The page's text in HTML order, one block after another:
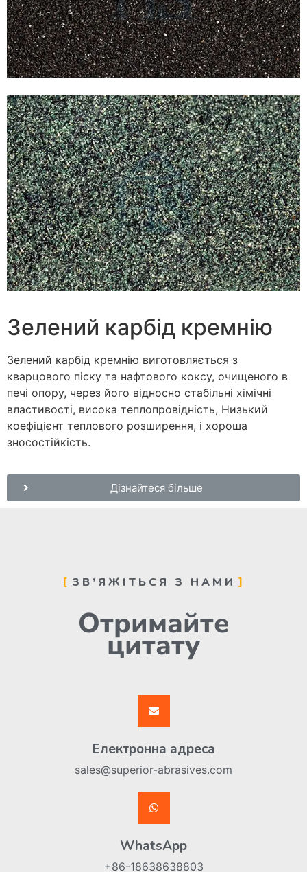
Зелений карбід кремнію
Зелений карбід кремнію виготовляється з
кварцового піску та нафтового коксу, очищеного в
печі опору, через його відносно стабільні хімічні
властивості, висока теплопровідність, Низький
коефіцієнт теплового розширення, і хороша
зносостійкість.
Дізнайтеся більше
ЗВ’ЯЖІТЬСЯ З НАМИ
Отримайте
цитату
Електронна адреса
sales@superior-abrasives.com
WhatsApp
+86-18638638803